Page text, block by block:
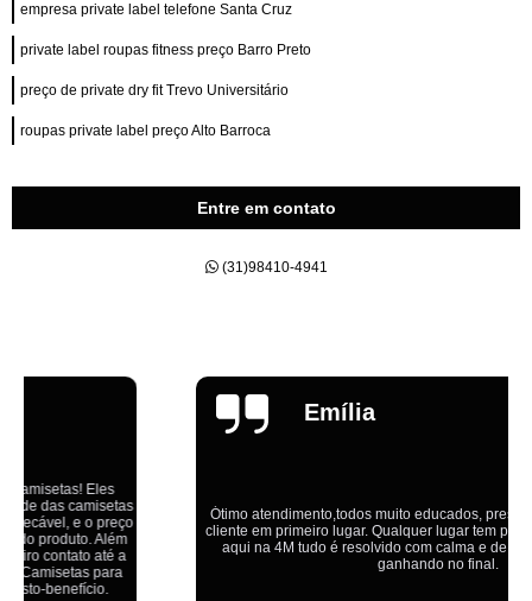
empresa private label telefone Santa Cruz
private label roupas fitness preço Barro Preto
preço de private dry fit Trevo Universitário
roupas private label preço Alto Barroca
Entre em contato
(31)98410-4941
Ótimo atendimento,todos muito educados, prestativos e que colocam o
cliente em primeiro lugar. Qualquer lugar tem problemas,isso é fato, mas
aqui na 4M tudo é resolvido com calma e de forma que todos saem